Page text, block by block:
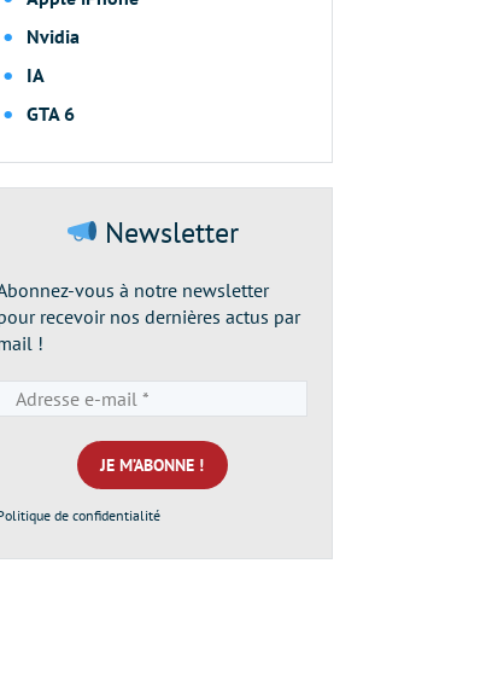
Nvidia
IA
GTA 6
Newsletter
vous à notre newsletter
recevoir nos dernières actus par
!
e-
mail
*
de confidentialité